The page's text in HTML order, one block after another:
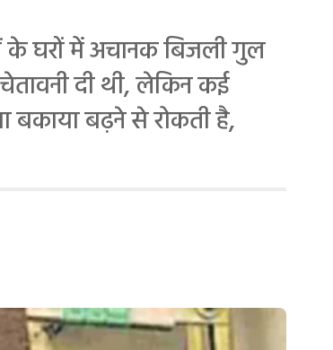
के घरों में अचानक बिजली गुल
दी थी, लेकिन कई
बकाया बढ़ने से रोकती है,